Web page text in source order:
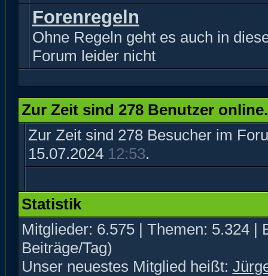
Forenregeln
Ohne Regeln geht es auch in
Forum leider nicht
Zur Zeit sind 278 Benutzer online.
Zur Zeit sind 278 Besucher im
15.07.2024 12:53.
Statistik
Mitglieder: 6.575 | Themen: 5.324 |
Beiträge/Tag)
Unser neuestes Mitglied heißt: